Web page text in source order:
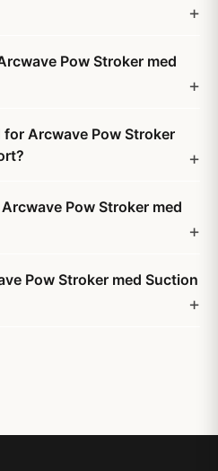
Pow Stroker med
Arcwave Pow Stroker
Pow Stroker med
Pow Stroker med Suction